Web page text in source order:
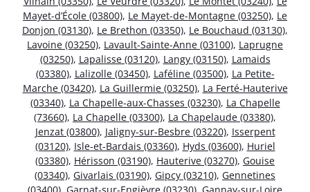
Mayet-d’École (03800), Le Mayet-de-Montagne (03250), Le
Donjon (03130), Le Brethon (03350), Le Bouchaud (03130),
Lavoine (03250), Lavault-Sainte-Anne (03100), Laprugne
(03250), Lapalisse (03120), Langy (03150), Lamaids
(03380), Lalizolle (03450), Laféline (03500), La Petite-
Marche (03420), La Guillermie (03250), La Ferté-Hauterive
(03340), La Chapelle-aux-Chasses (03230), La Chapelle
(73660), La Chapelle (03300), La Chapelaude (03380),
Jenzat (03800), Jaligny-sur-Besbre (03220), Isserpent
(03120), Isle-et-Bardais (03360), Hyds (03600), Huriel
(03380), Hérisson (03190), Hauterive (03270), Gouise
(03340), Givarlais (03190), Gipcy (03210), Gennetines